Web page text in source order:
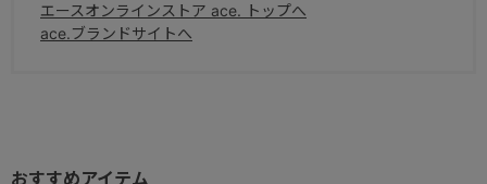
エースオンラインストア ace. トップへ
ace.ブランドサイトへ